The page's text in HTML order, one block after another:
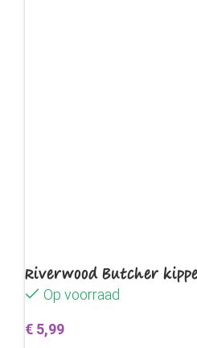
Riverwood Butcher
Op voorraad
€ 5,99